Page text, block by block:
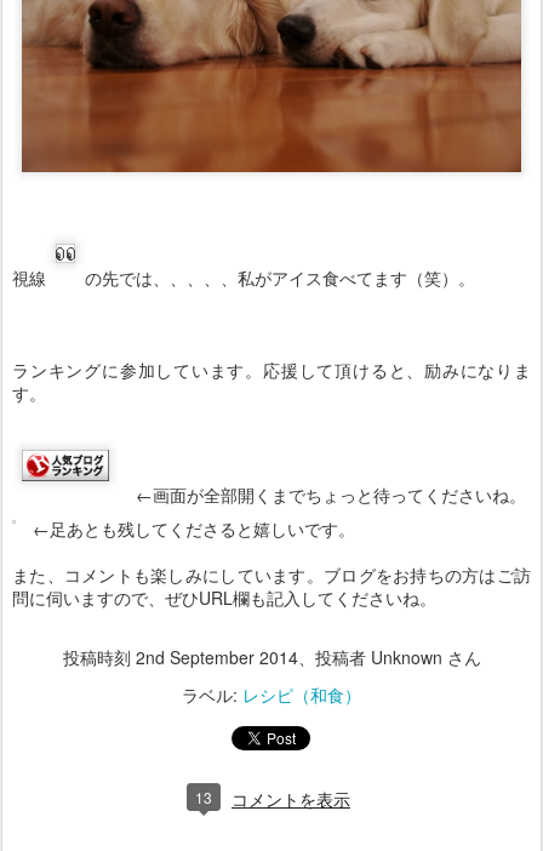
視線 の先では、、、、、私がアイス食べてます（笑）。
ランキングに参加しています。応援して頂けると、励みになりま
す。
←画面が全部開くまでちょっと待ってくださいね。
←足あとも残してくださると嬉しいです。
また、コメントも楽しみにしています。ブログをお持ちの方はご訪
問に伺いますので、ぜひURL欄も記入してくださいね。
投稿時刻 2nd September 2014、投稿者 Unknown さん
ラベル: レシピ（和食）
13 コメントを表示